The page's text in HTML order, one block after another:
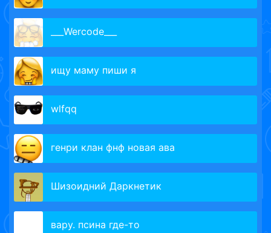
___Wercode___
ищу маму пиши я
wlfqq
генри клан фнф новая ава
Шизоидний Даркнетик
вару. псина где-то